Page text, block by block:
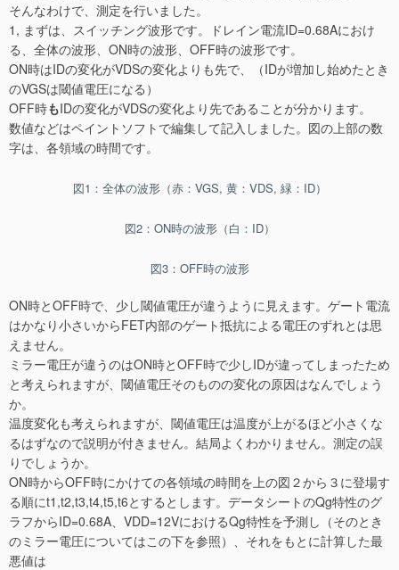
そんなわけで、測定を行いました。
1, まずは、スイッチング波形です。ドレイン電流ID=0.68Aにおけ
る、全体の波形、ON時の波形、OFF時の波形です。
ON時はIDの変化がVDSの変化よりも先で、（IDが増加し始めたとき
のVGSは閾値電圧になる）
OFF時もIDの変化がVDSの変化より先であることが分かります。
数値などはペイントソフトで編集して記入しました。図の上部の数
字は、各領域の時間です。
図1：全体の波形（赤：VGS, 黄：VDS, 緑：ID）
図2：ON時の波形（白：ID）
図3：OFF時の波形
ON時とOFF時で、少し閾値電圧が違うように見えます。ゲート電流
はかなり小さいからFET内部のゲート抵抗による電圧のずれとは思
えません。
ミラー電圧が違うのはON時とOFF時で少しIDが違ってしまったため
と考えられますが、閾値電圧そのものの変化の原因はなんでしょう
か。
温度変化も考えられますが、閾値電圧は温度が上がるほど小さくな
るはずなので説明が付きません。結局よくわかりません。測定の誤
りでしょうか。
ON時からOFF時にかけての各領域の時間を上の図２から３に登場す
る順にt1,t2,t3,t4,t5,t6とするとします。データシートのQg特性のグ
ラフからID=0.68A、VDD=12VにおけるQg特性を予測し（そのとき
のミラー電圧についてはこの下を参照）、それをもとに計算した最
悪値は